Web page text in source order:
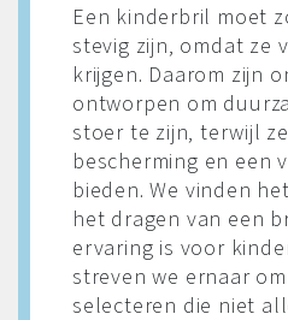
Een kinderbril moet
stevig zijn, omdat ze
krijgen. Daarom zijn
ontworpen om
stoer te zijn, terwijl
bescherming en een
bieden. We vinden
het dragen van een
ervaring is voor
streven we ernaar
selecteren die niet